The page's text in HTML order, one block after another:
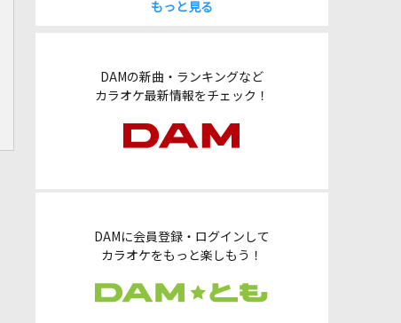
もっと見る
DAMの新曲・ランキングなど
カラオケ最新情報をチェック！
DAMに会員登録・ログインして
カラオケをもっと楽しもう！